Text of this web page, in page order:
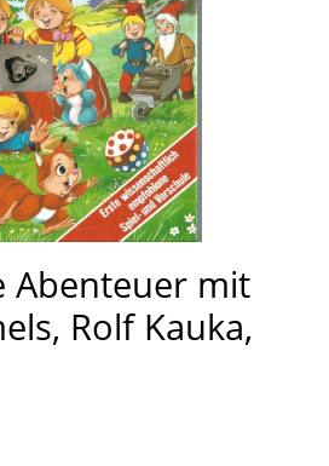
Abenteuer mit
Rolf Kauka,